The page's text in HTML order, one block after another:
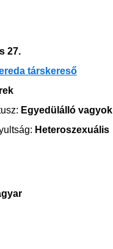
27.
társkereső
Egyedülálló vagyok
Heteroszexuális